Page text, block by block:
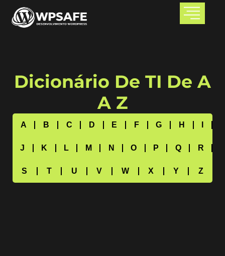
Dicionário De TI De A
A Z
A B C D E F G H
I
J
K L M N O P Q
R
S
T U V W X Y Z